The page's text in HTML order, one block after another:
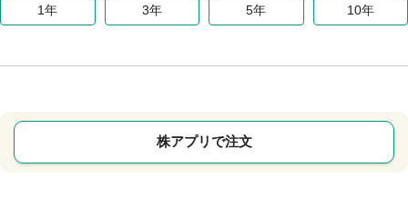
1年 3年 5年 10年
株アプリで注文